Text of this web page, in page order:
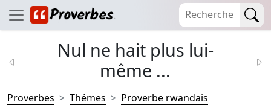
Nul ne hait plus lui-
même ...
Proverbes Thémes
Proverbe rwandais